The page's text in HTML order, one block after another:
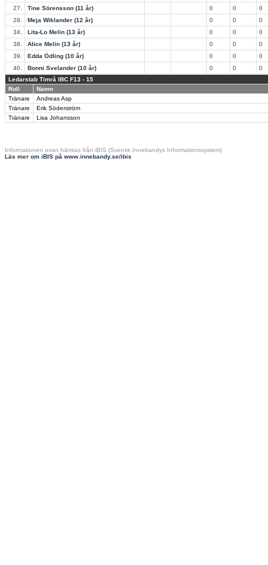
27.
Tine Sörensson (11 år) 0 0
0
28.
Meja Wiklander (12 år) 0 0
0
34.
Lita-Lo Melin (13 år) 0 0
0
38.
Alice Melin (13 år) 0 0
0
39.
Edda Ödling (10 år) 0 0
0
40.
Bonni Svelander (10 år) 0 0
0
Ledarstab Timrå IBC F13 - 15
Roll
Namn
Tränare
Andreas Asp
Tränare
Erik Söderström
Tränare
Lisa Johansson
Informationen ovan hämtas från iBIS (Svensk Innebandys Informationssystem)
Läs mer om iBIS på www.innebandy.se/ibis